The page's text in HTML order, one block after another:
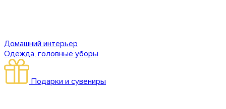
Домашний интерьер
Одежда, головные уборы
Подарки и сувениры